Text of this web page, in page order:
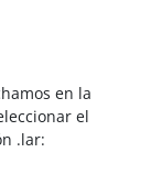
en la
el
.lar: